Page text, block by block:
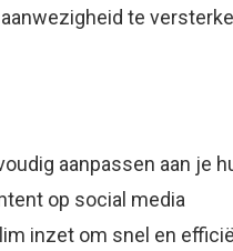
te
aanpassen aan je
op social media
inzet om snel en